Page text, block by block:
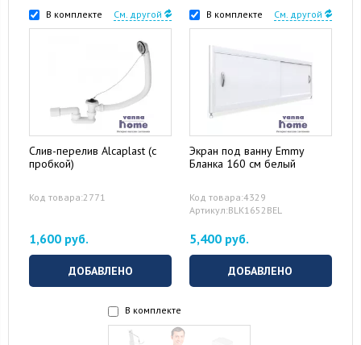
В комплекте См. другой
Слив-перелив Alcaplast (с
пробкой)
Код товара:2771
1,600 руб.
ДОБАВЛЕНО
В комплекте См. другой
Экран под ванну Emmy
Бланка 160 см белый
Код товара:4329
Артикул:BLK1652BEL
5,400 руб.
ДОБАВЛЕНО
В комплекте